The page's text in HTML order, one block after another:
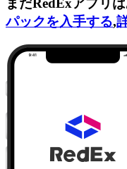
まだRedExアプリ
パックを入手する,